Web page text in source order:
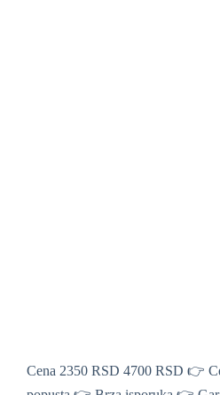
Cena 2350 RSD 4700 RSD 👉